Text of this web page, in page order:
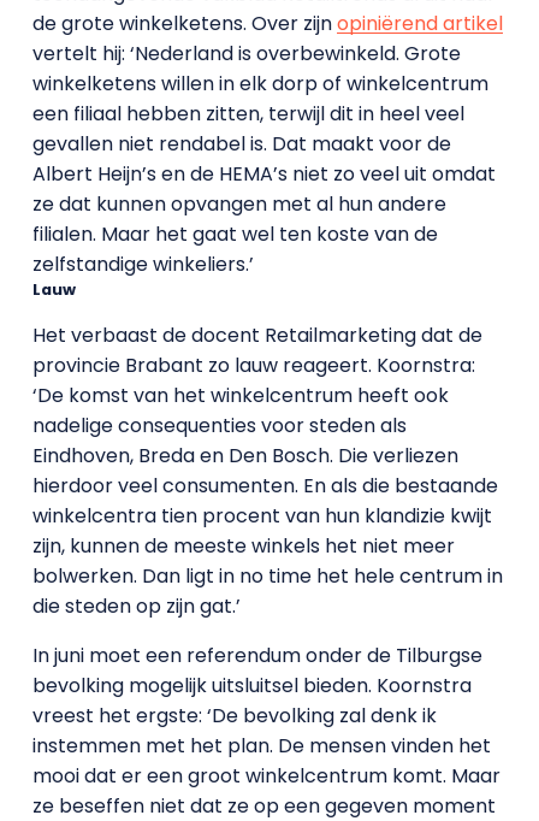
de grote winkelketens. Over zijnopiniërend artikel
vertelt hij: ‘Nederland is overbewinkeld. Grote
winkelketens willen in elk dorp of winkelcentrum
een filiaal hebben zitten, terwijl dit in heel veel
gevallen niet rendabel is. Dat maakt voor de
Albert Heijn’s en de HEMA’s niet zo veel uit omdat
ze dat kunnen opvangen met al hun andere
filialen. Maar het gaat wel ten koste van de
zelfstandige winkeliers.’
Lauw
Het verbaast de docent Retailmarketing dat de
provincie Brabant zo lauw reageert. Koornstra:
‘De komst van het winkelcentrum heeft ook
nadelige consequenties voor steden als
Eindhoven, Breda en Den Bosch. Die verliezen
hierdoor veel consumenten. En als die bestaande
winkelcentra tien procent van hun klandizie kwijt
zijn, kunnen de meeste winkels het niet meer
bolwerken. Dan ligt in no time het hele centrum in
die steden op zijn gat.’
In juni moet een referendum onder de Tilburgse
bevolking mogelijk uitsluitsel bieden. Koornstra
vreest het ergste: ‘De bevolking zal denk ik
instemmen met het plan. De mensen vinden het
mooi dat er een groot winkelcentrum komt. Maar
ze beseffen niet dat ze op een gegeven moment